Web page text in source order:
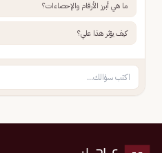
ما هي أبرز الأرقام والإحصاءات؟
كيف يؤثر هذا علي؟